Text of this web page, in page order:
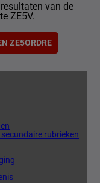
van de
ZE5V.
ZE5ORDRE
secundaire rubrieken